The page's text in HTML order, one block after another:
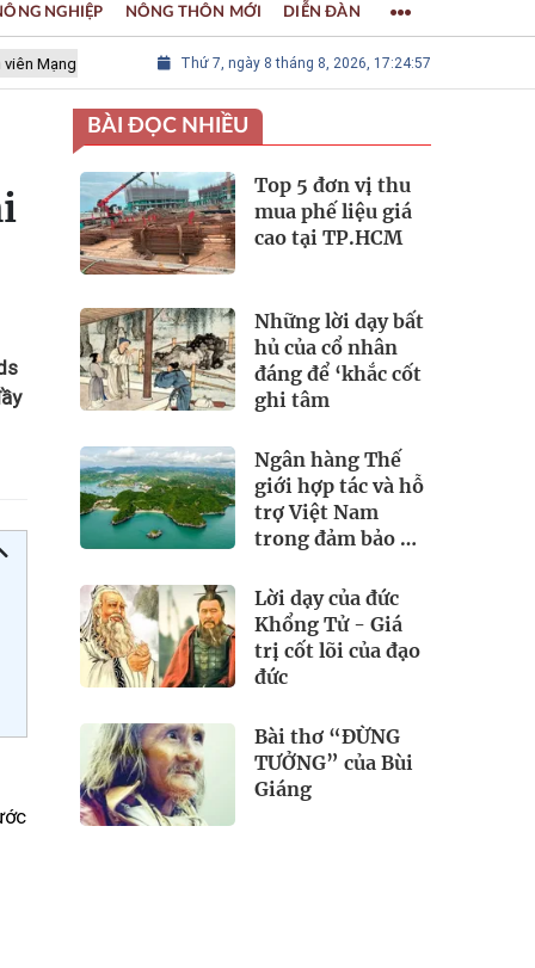
lưới các Thành phố Thủ công sáng tạo Thế giới LÀNG NGHỀ
Thứ 7, ngày 8 tháng 8, 2026, 17:24:59
NGHIỆP NÔNG THÔN MỚI DIỄN ĐÀN
BÀI ĐỌC NHIỀU
Top 5 đơn vị thu
mua phế liệu giá
cao tại TP.HCM
Những lời dạy bất
hủ của cổ nhân
đáng để ‘khắc cốt
ghi tâm
Ngân hàng Thế
giới hợp tác và hỗ
trợ Việt Nam
trong đảm bảo an
Lời dạy của đức
Khổng Tử - Giá
trị cốt lõi của đạo
đức
Bài thơ “ĐỪNG
TƯỞNG” của Bùi
Giáng